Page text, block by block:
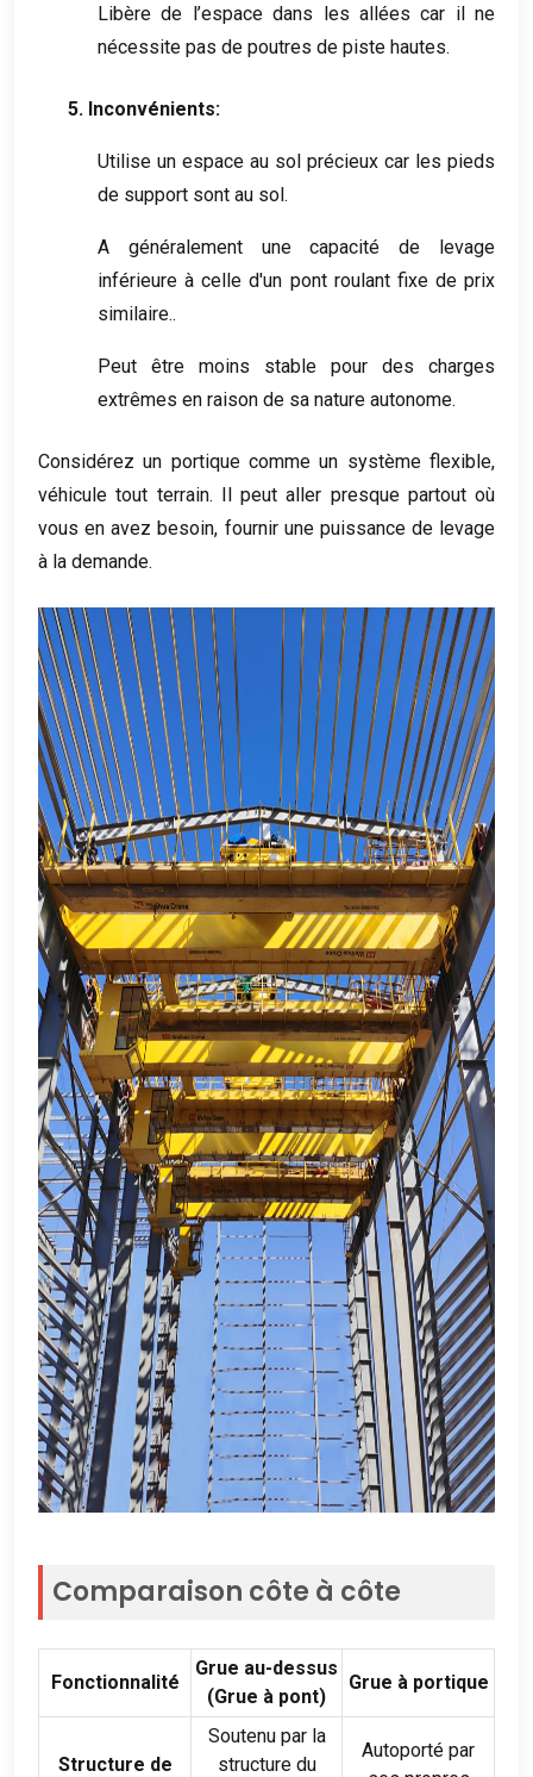
Libère de l’espace dans les allées car il ne
nécessite pas de poutres de piste hautes.
5. Inconvénients:
Utilise un espace au sol précieux car les pieds
de support sont au sol.
A généralement une capacité de levage
inférieure à celle d'un pont roulant fixe de prix
similaire..
Peut être moins stable pour des charges
extrêmes en raison de sa nature autonome.
Considérez un portique comme un système flexible,
véhicule tout terrain. Il peut aller presque partout où
vous en avez besoin, fournir une puissance de levage
à la demande.
Comparaison côte à côte
Fonctionnalité
Grue au-dessus
(Grue à pont)
Grue à portique
Structure de
Soutenu par la
structure du
Autoporté par